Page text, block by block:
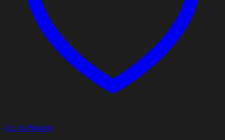
Add to Wishlist